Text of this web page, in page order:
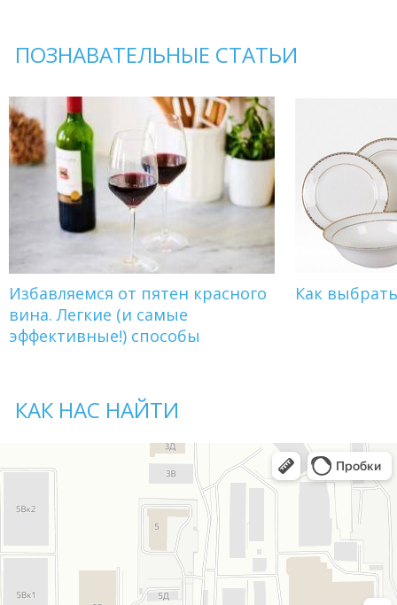
ПОЗНАВАТЕЛЬНЫЕ СТАТЬИ
Избавляемся от пятен красного
вина. Легкие (и самые
эффективные!) способы
Как
КАК НАС НАЙТИ